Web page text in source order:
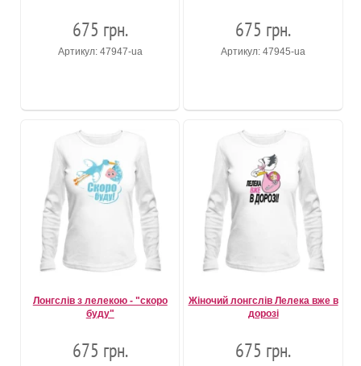
675 грн.
Артикул: 47947-ua
675 грн.
Артикул: 47945-ua
Лонгслів з лелекою - "скоро
буду"
675 грн.
Жіночий лонгслів Лелека вже в
дорозі
675 грн.